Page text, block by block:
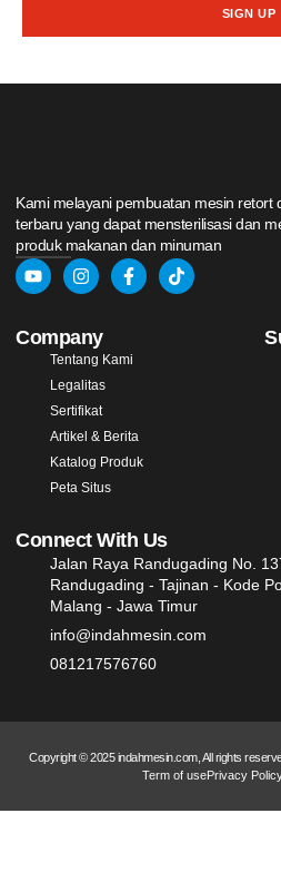
SIGN UP
Kami melayani pembuatan mesin retort
terbaru yang dapat mensterilisasi dan
produk makanan dan minuman
Company
Tentang Kami
Legalitas
Sertifikat
Artikel & Berita
Katalog Produk
Peta Situs
Connect With Us
Jalan Raya Randugading No.
Randugading - Tajinan - Kode
Malang - Jawa Timur
info@indahmesin.com
081217576760
Copyright © 2025 indahmesin.com, All rights
Term of usePrivacy